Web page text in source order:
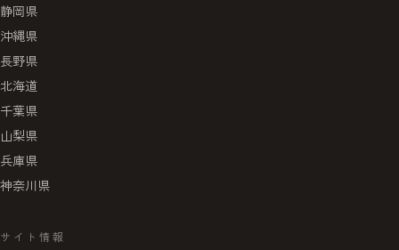
静岡県
沖縄県
長野県
北海道
千葉県
山梨県
兵庫県
神奈川県
サイト情報